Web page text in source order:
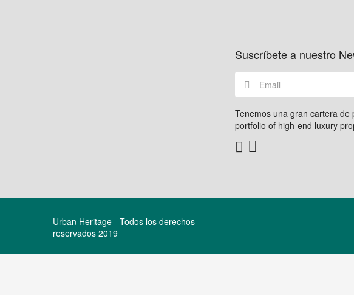
Suscríbete a nuestro
Tenemos una gran cartera
portfolio of high-end luxury
Urban Heritage - Todos los derechos
reservados 2019